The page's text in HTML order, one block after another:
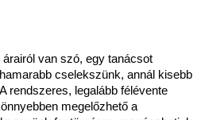
van szó, egy tanácsot
cselekszünk, annál kisebb
rendszeres, legalább félévente
megelőzhető a